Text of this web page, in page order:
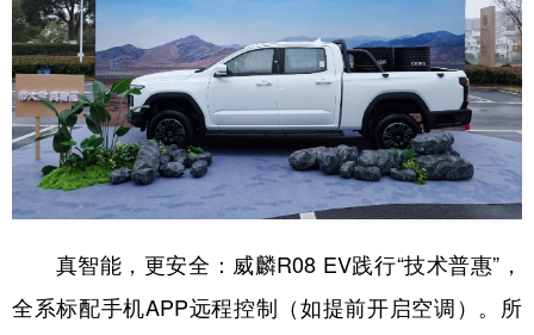
真智能，更安全：威麟R08 EV践行“技术普惠”，
全系标配手机APP远程控制（如提前开启空调）。所